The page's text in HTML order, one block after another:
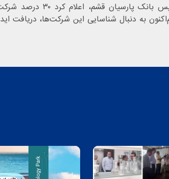
محمدرضا واحدی،
به دنبال شناسایی این شرکت‌ها، دریافت